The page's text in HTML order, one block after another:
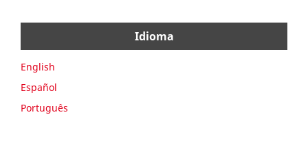
Idioma
English
Español
Português